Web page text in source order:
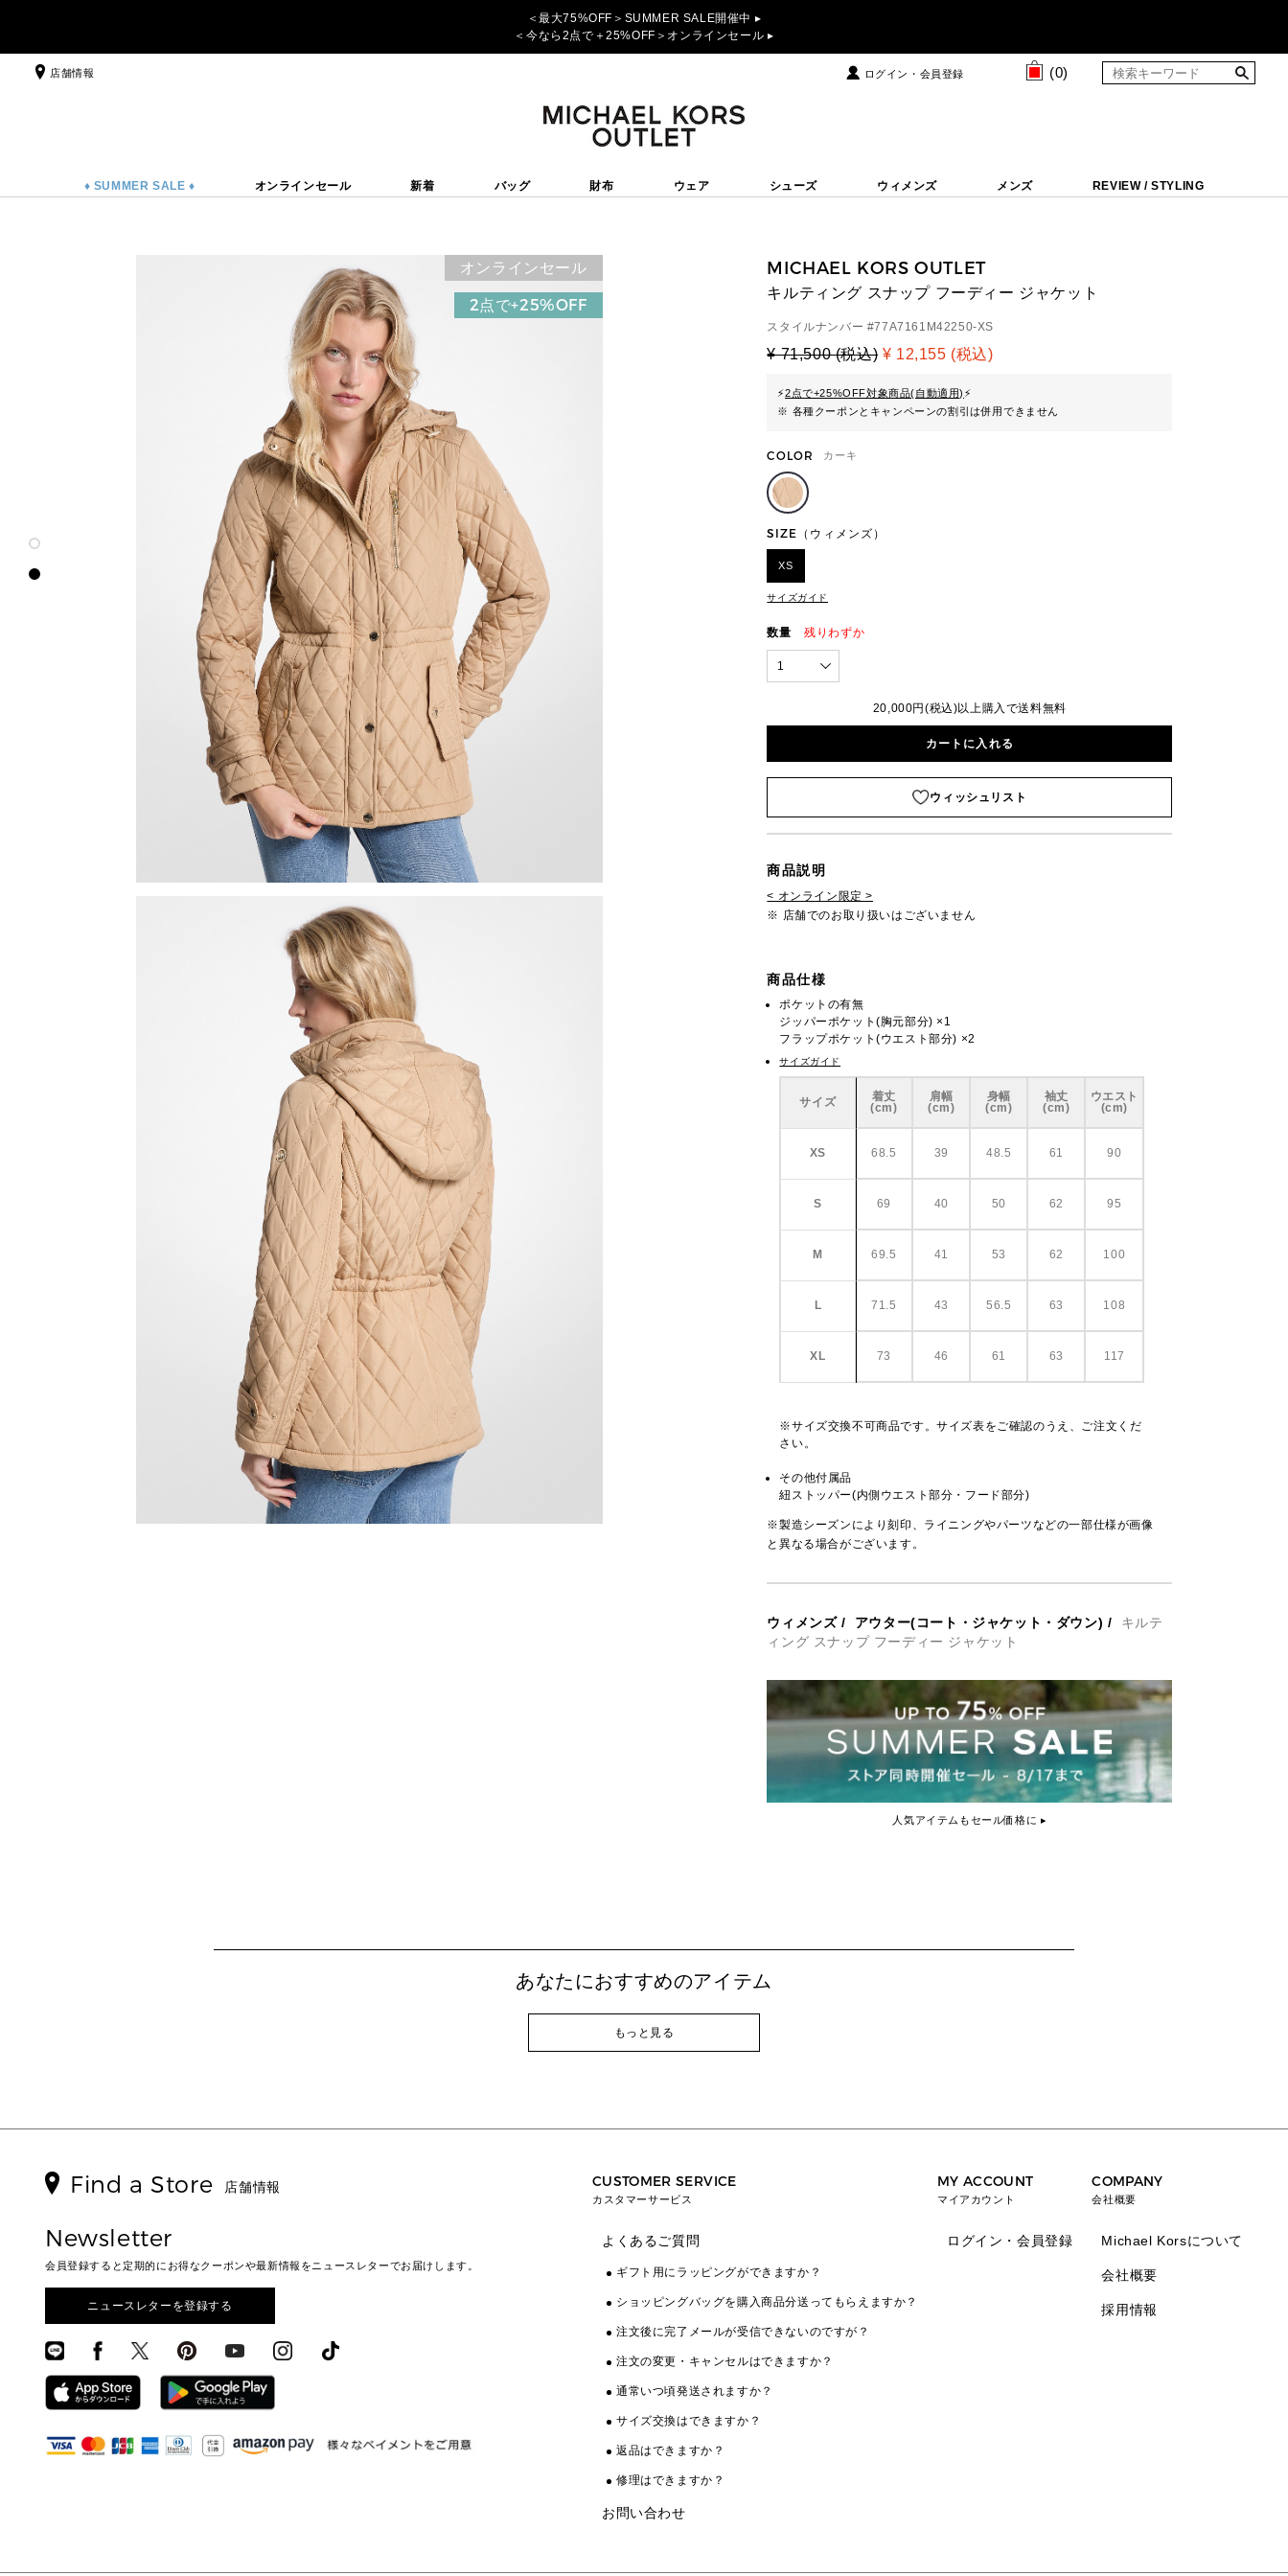
＜最大75%OFF＞SUMMER SALE開催中 ▸
＜今なら2点で＋25%OFF＞オンラインセール ▸
店舗情報 ログイン・会員登録 (0)
♦ SUMMER SALE ♦ オンラインセール 新着 バッグ 財布 ウェア シューズ ウィメンズ メンズ REVIEW / STYLING
オンラインセール
2点で+25%OFF
MICHAEL KORS OUTLET
キルティング スナップ フーディー ジャケット
スタイルナンバー #77A7161M42250-XS
¥ 71,500 (税込) ¥ 12,155 (税込)
⚡2点で+25%OFF対象商品(自動適用) ⚡
※ 各種クーポンとキャンペーンの割引は併用できません
COLOR カーキ
SIZE（ウィメンズ）
XS
サイズガイド
数量 残りわずか
1
20,000円(税込)以上購入で送料無料
カートに入れる
ウィッシュリスト
商品説明
< オンライン限定 >
※ 店舗でのお取り扱いはございません
商品仕様
ポケットの有無
ジッパーポケット(胸元部分) ×1
フラップポケット(ウエスト部分) ×2
サイズガイド
サイズ
着丈
(cm)
肩幅
(cm)
身幅
(cm)
袖丈
(cm)
ウエスト
(cm)
XS 68.5 39 48.5 61 90
S 69 40 50 62 95
M 69.5 41 53 62 100
L 71.5 43 56.5 63 108
XL 73 46 61 63 117
※サイズ交換不可商品です。サイズ表をご確認のうえ、ご注文くだ
さい。
その他付属品
紐ストッパー(内側ウエスト部分・フード部分)
※製造シーズンにより刻印、ライニングやパーツなどの一部仕様が画像
と異なる場合がございます。
ウィメンズ/ アウター(コート・ジャケット・ダウン) /
キルテ
ィング スナップ フーディー ジャケット
人気アイテムもセール価格に ▸
あなたにおすすめのアイテム
もっと見る
Find a Store 店舗情報
Newsletter
会員登録すると定期的にお得なクーポンや最新情報をニュースレターでお届けします。
ニュースレターを登録する
CUSTOMER SERVICE
カスタマーサービス
よくあるご質問
ギフト用にラッピングができますか？
ショッピングバッグを購入商品分送ってもらえますか？
注文後に完了メールが受信できないのですが？
注文の変更・キャンセルはできますか？
通常いつ頃発送されますか？
サイズ交換はできますか？
返品はできますか？
修理はできますか？
お問い合わせ
MY ACCOUNT
マイアカウント
ログイン・会員登録
COMPANY
会社概要
Michael Korsについて
会社概要
採用情報